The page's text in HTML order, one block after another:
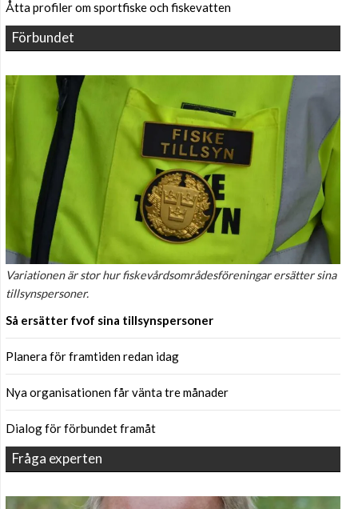
Åtta profiler om sportfiske och fiskevatten
Förbundet
Variationen är stor hur fiskevårdsområdesföreningar ersätter sina
tillsynspersoner.
Så ersätter fvof sina tillsynspersoner
Planera för framtiden redan idag
Nya organisationen får vänta tre månader
Dialog för förbundet framåt
Fråga experten